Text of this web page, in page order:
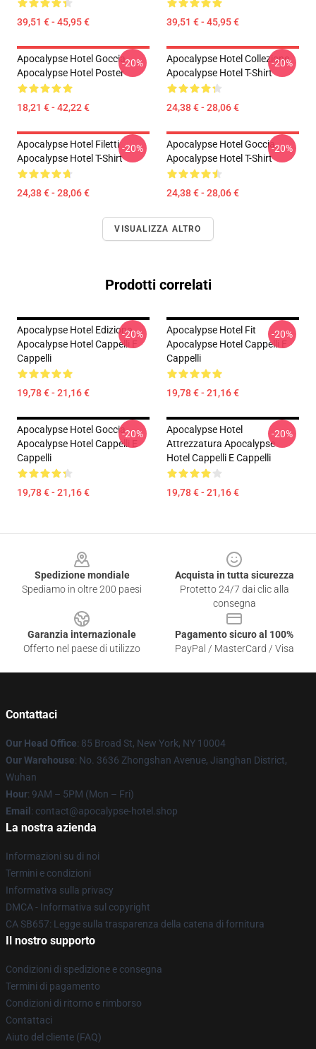
39,51 € - 45,95 € 39,51 € - 45,95 €
Apocalypse Hotel Goccia
Apocalypse Hotel Poster
18,21 € - 42,22 €
-20%
Apocalypse Hotel Collezione
Apocalypse Hotel T-Shirt
24,38 € - 28,06 €
-20%
Apocalypse Hotel Filetti
Apocalypse Hotel T-Shirt
24,38 € - 28,06 €
-20%
Apocalypse Hotel Goccia
Apocalypse Hotel T-Shirt
24,38 € - 28,06 €
-20%
VISUALIZZA ALTRO
Prodotti correlati
Apocalypse Hotel Edizione
Apocalypse Hotel Cappelli E
Cappelli
19,78 € - 21,16 €
-20%
Apocalypse Hotel Fit
Apocalypse Hotel Cappelli E
Cappelli
19,78 € - 21,16 €
-20%
Apocalypse Hotel Goccia
Apocalypse Hotel Cappelli E
Cappelli
19,78 € - 21,16 €
-20%
Apocalypse Hotel
Attrezzatura Apocalypse
Hotel Cappelli E Cappelli
19,78 € - 21,16 €
-20%
Spedizione mondiale
Spediamo in oltre 200 paesi
Acquista in tutta sicurezza
Protetto 24/7 dai clic alla
consegna
Garanzia internazionale
Offerto nel paese di utilizzo
Pagamento sicuro al 100%
PayPal / MasterCard / Visa
Contattaci
Our Head Office: 85 Broad St, New York, NY 10004
Our Warehouse: No. 3636 Zhongshan Avenue, Jianghan District,
Wuhan
Hour: 9AM – 5PM (Mon – Fri)
Email : contact@apocalypse-hotel.shop
La nostra azienda
Informazioni su di noi
Termini e condizioni
Informativa sulla privacy
DMCA - Informativa sul copyright
CA SB657: Legge sulla trasparenza della catena di fornitura
Il nostro supporto
Condizioni di spedizione e consegna
Termini di pagamento
Condizioni di ritorno e rimborso
Contattaci
Aiuto del cliente (FAQ)